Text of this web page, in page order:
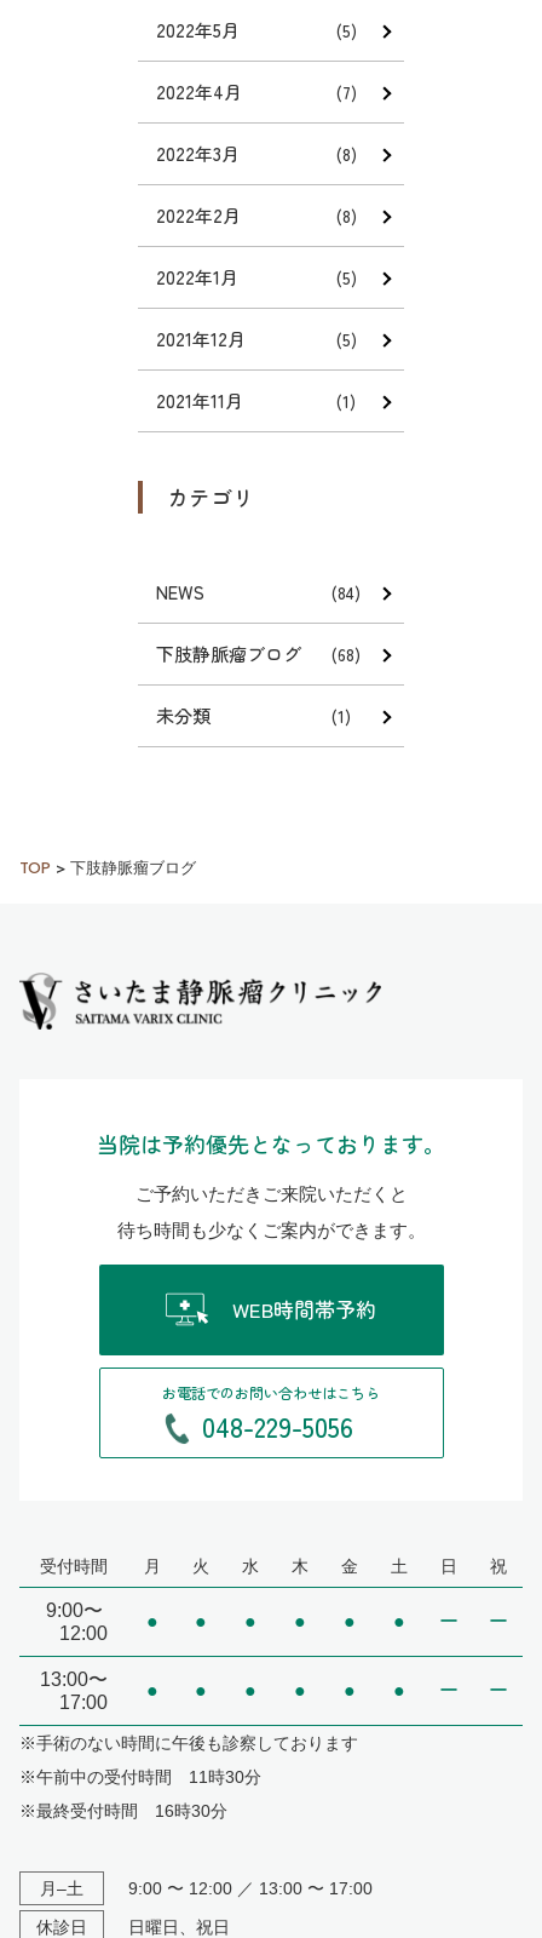
2022年5月 (5)
2022年4月 (7)
2022年3月 (8)
2022年2月 (8)
2022年1月 (5)
2021年12月 (5)
2021年11月 (1)
カテゴリ
NEWS (84)
下肢静脈瘤ブログ (68)
未分類 (1)
TOP > 下肢静脈瘤ブログ
当院は予約優先となっております。
ご予約いただきご来院いただくと
待ち時間も少なくご案内ができます。
WEB時間帯予約
お電話でのお問い合わせはこちら
048-229-5056
受付時間 月 火 水 木 金 土 日 祝
9:00〜
12:00
● ● ● ● ● ● ー ー
13:00〜
17:00
● ● ● ● ● ● ー ー
※手術のない時間に午後も診察しております
※午前中の受付時間 11時30分
※最終受付時間 16時30分
月–土
9:00 〜 12:00 ／ 13:00 〜 17:00
休診日
日曜日、祝日